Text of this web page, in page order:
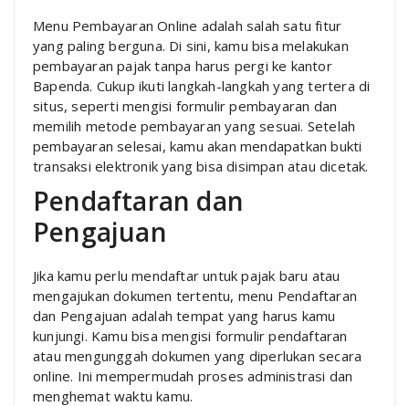
Menu Pembayaran Online adalah salah satu fitur
yang paling berguna. Di sini, kamu bisa melakukan
pembayaran pajak tanpa harus pergi ke kantor
Bapenda. Cukup ikuti langkah-langkah yang tertera di
situs, seperti mengisi formulir pembayaran dan
memilih metode pembayaran yang sesuai. Setelah
pembayaran selesai, kamu akan mendapatkan bukti
transaksi elektronik yang bisa disimpan atau dicetak.
Pendaftaran dan
Pengajuan
Jika kamu perlu mendaftar untuk pajak baru atau
mengajukan dokumen tertentu, menu Pendaftaran
dan Pengajuan adalah tempat yang harus kamu
kunjungi. Kamu bisa mengisi formulir pendaftaran
atau mengunggah dokumen yang diperlukan secara
online. Ini mempermudah proses administrasi dan
menghemat waktu kamu.